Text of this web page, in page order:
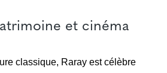
et cinéma
classique, Raray est célèbre